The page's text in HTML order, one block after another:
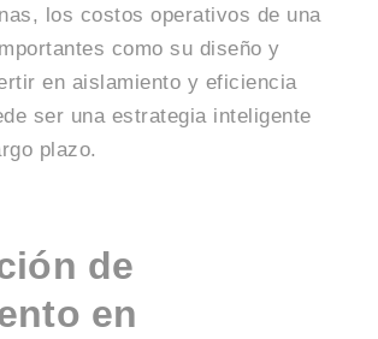
los costos operativos de una
como su diseño y
en aislamiento y eficiencia
ser una estrategia inteligente
plazo.
de
en